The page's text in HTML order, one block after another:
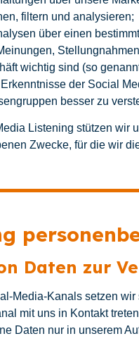
filtern und analysieren;
über einen
wichtig sind (so
der Social
besser zu
Listening stützen wir
Zwecke, für die wir
Daten zur
Media-Kanals setzen
mit uns in Kontakt
Daten nur in unserem